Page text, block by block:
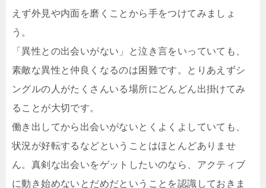
えず外見や内面を磨くことから手をつけてみましょ
う。
「異性との出会いがない」と泣き言をいっていても、
素敵な異性と仲良くなるのは困難です。とりあえずシ
ングルの人がたくさんいる場所にどんどん出掛けてみ
ることが大切です。
働き出してから出会いがないとくよくよしていても、
状況が好転するなどということはほとんどありませ
ん。真剣な出会いをゲットしたいのなら、アクティブ
に動き始めないとだめだということを認識しておきま